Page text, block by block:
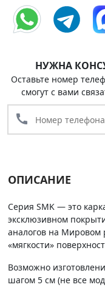
НУЖНА
Оставьте номер
смогут с вами
call
ОПИСАНИЕ
Серия SMK — это
эксклюзивном
аналогов на Мировом
«мягкости»
Возможно
шагом 5 см (не все